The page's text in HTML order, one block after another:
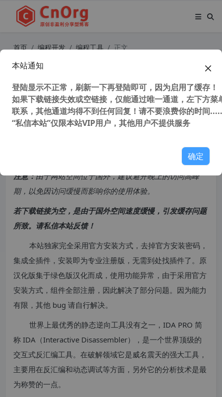
首页 编程开发 编程工具 正文
IDA Pro v7.7 32/64位 全插件中文版
交互式反汇编工具 静态逆向工具
108,324 次浏览次阅读
注意：由于网站空间位于国外，建议避开晚上的访问高峰
期，以免因访问缓慢而影响你的使用体验。
若下载链接为空，是由于国外空间速度缓慢，引发缓存问题
所致。请私信本站反馈！
本站独家完全采用官方安装方式，去掉官方安装密码，
集成全插件，安装即为专业注册版，无需到处找插件了。原
汉化版集于绿色版汉化而成，使用功能异常，由于采用官方
安装方式，组件全部注册，因此解决了部分问题。因为能力
有限，其他 bug 请自行解决。
世界上最优秀的静态逆向工具没有之一，IDA PRO 简
称 IDA（Interactive Disassembler），是一个世界顶级的
交互式反汇编工具。在破解领域它是威名震天的强大工具，
主要用在反汇编和动态调试等方面，另外它的分析技术是最
为称赞的一点。
本站通知
登陆显示不正常，刷新一下再登陆即可，因为启用了缓存！
如果下载链接失效或空链接，仅能通过唯一通道，左下方菜
联系，其他通道均得不到任何回复！请不要浪费你的时间
“私信本站”仅限本站VIP用户，其他用户不提供服务
确定